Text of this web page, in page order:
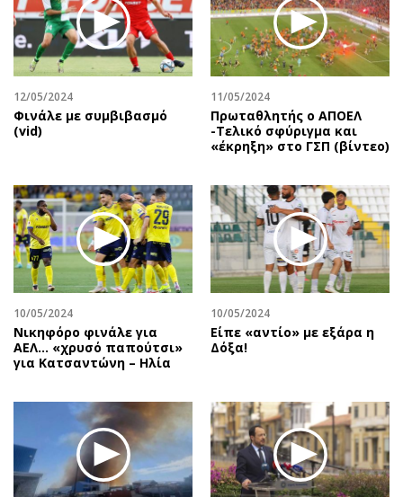
12/05/2024
Φινάλε με συμβιβασμό
(vid)
11/05/2024
Πρωταθλητής ο ΑΠΟΕΛ
-Τελικό σφύριγμα και
«έκρηξη» στο ΓΣΠ (βίντεο)
10/05/2024
Νικηφόρο φινάλε για
ΑΕΛ… «χρυσό παπούτσι»
για Κατσαντώνη – Ηλία
10/05/2024
Είπε «αντίο» με εξάρα η
Δόξα!